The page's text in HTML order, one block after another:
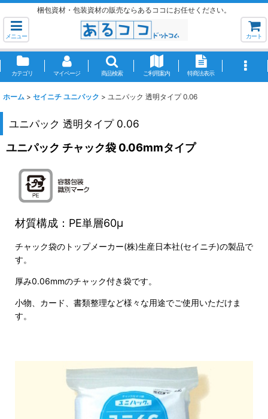
梱包資材・包装資材の販売ならあるココにお任せください。
メニュー カート
カテゴリ マイページ 商品検索 ご利用案内 特商法表示
ホーム > セイニチ ユニパック > ユニパック 透明タイプ 0.06
ユニパック 透明タイプ 0.06
ユニパック チャック袋 0.06mmタイプ
材質構成：PE単層60μ
チャック袋のトップメーカー(株)生産日本社(セイニチ)の製品で
す。
厚み0.06mmのチャック付き袋です。
小物、カード、書類整理など様々な用途でご使用いただけま
す。